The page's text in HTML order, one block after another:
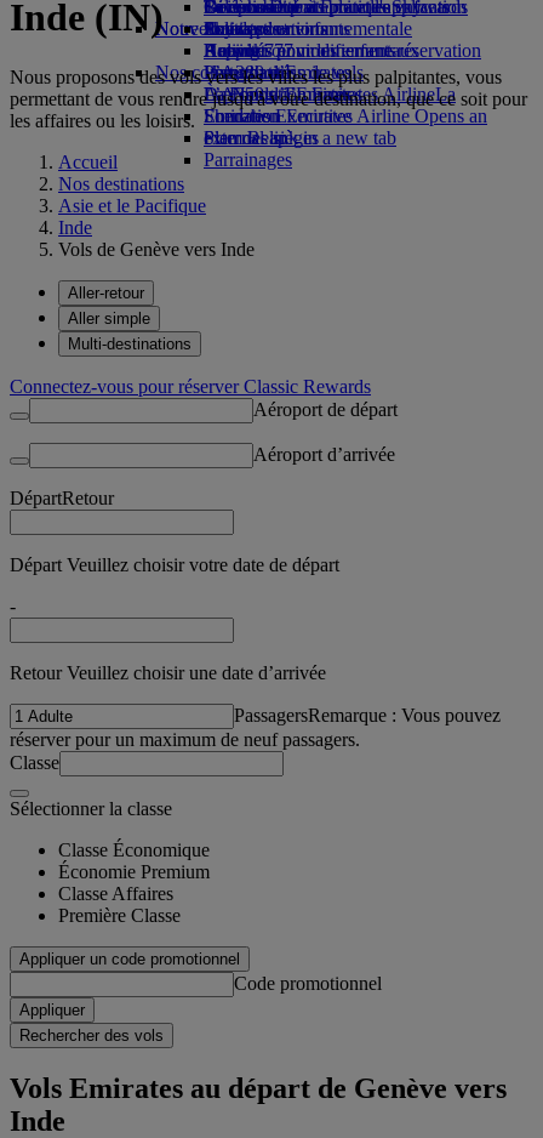
Boissons
Notre flotte
Boeing 777
L’A380 d’Emirates
L’A350 d’Emirates
Emirates Executive
Plan des sièges
Divertissements pour les enfants
Jouets pour enfants
Activités pour les enfants
La durabilité en pratique
Politique environnementale
Rapports environnementaux
Nos communautés
La Fondation Emirates AirlineLa
Fondation Emirates Airline Opens an
external link in a new tab
Parrainages
Genève-Dubai
Nouvelles destinations
Helsinki
Hangzhou
Da Nang
Shenzhen
Siem Reap
Se connecter à Emirates Skywards
Skywards+
Téléphone portable et l'application
Emirates
Annuler ou modifier une réservation
Perturbations de vols
À propos d’Emirates
Inde (IN)
Nous proposons des vols vers les villes les plus palpitantes, vous
permettant de vous rendre jusqu'à votre destination, que ce soit pour
les affaires ou les loisirs.
Accueil
Nos destinations
Asie et le Pacifique
Inde
Vols de Genève vers Inde
Aller-retour
Aller simple
Multi-destinations
Connectez-vous pour réserver Classic Rewards
Aéroport de départ
Aéroport d’arrivée
DépartRetour
Départ Veuillez choisir votre date de départ
-
Retour Veuillez choisir une date d’arrivée
PassagersRemarque : Vous pouvez
réserver pour un maximum de neuf passagers.
Classe
Sélectionner la classe
Classe Économique
Économie Premium
Classe Affaires
Première Classe
Appliquer un code promotionnel
Code promotionnel
Appliquer
Rechercher des vols
Vols Emirates au départ de Genève vers
Inde